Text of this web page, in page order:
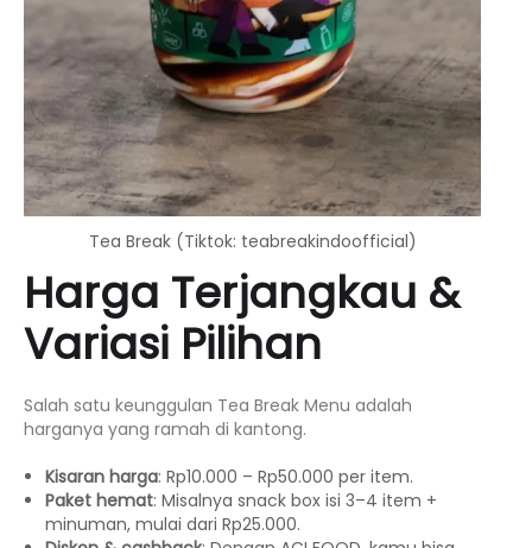
Tea Break (Tiktok: teabreakindoofficial)
Harga Terjangkau &
Variasi Pilihan
Salah satu keunggulan Tea Break Menu adalah
harganya yang ramah di kantong.
Kisaran harga: Rp10.000 – Rp50.000 per item.
Paket hemat: Misalnya snack box isi 3–4 item +
minuman, mulai dari Rp25.000.